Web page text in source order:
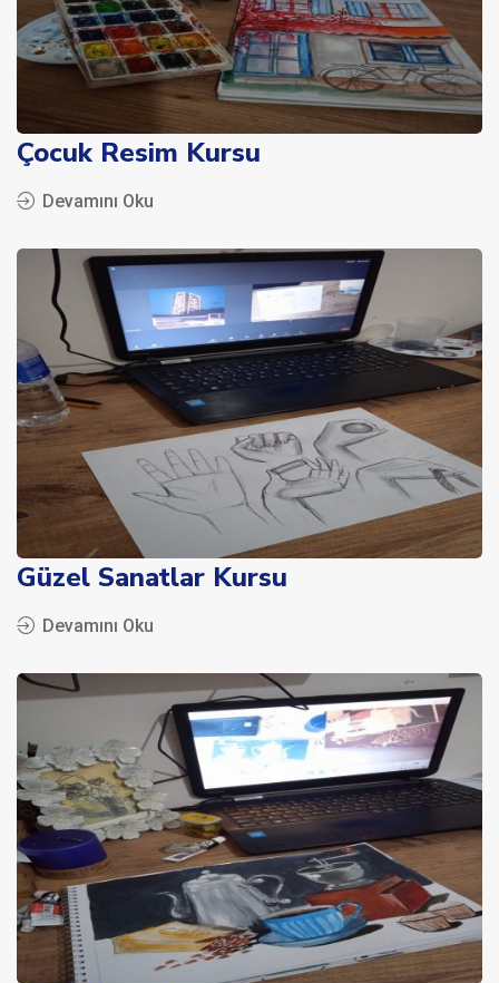
Çocuk Resim Kursu
Devamını Oku
Güzel Sanatlar Kursu
Devamını Oku